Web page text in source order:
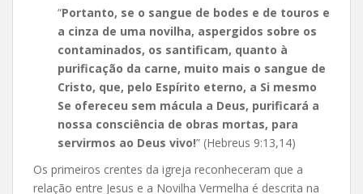
“Portanto, se o sangue de bodes e de touros e
a cinza de uma novilha, aspergidos sobre os
contaminados, os santificam, quanto à
purificação da carne, muito mais o sangue de
Cristo, que, pelo Espírito eterno, a Si mesmo
Se ofereceu sem mácula a Deus, purificará a
nossa consciência de obras mortas, para
servirmos ao Deus vivo!” (Hebreus 9:13,14)
Os primeiros crentes da igreja reconheceram que a
relação entre Jesus e a Novilha Vermelha é descrita na